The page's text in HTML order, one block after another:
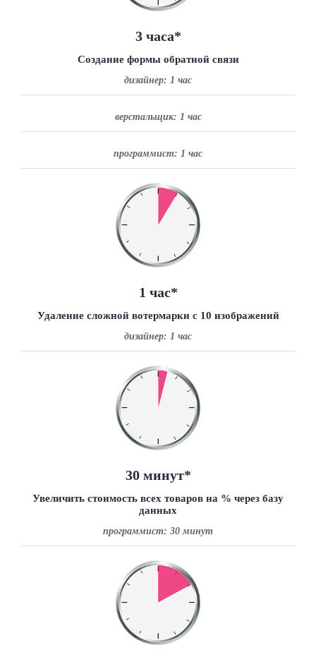
3 часа*
Создание формы обратной связи
дизайнер: 1 час
верстальщик: 1 час
программист: 1 час
1 час*
Удаление сложной вотермарки с 10 изображений
дизайнер: 1 час
30 минут*
Увеличить стоимость всех товаров на % через базу
данных
программист: 30 минут